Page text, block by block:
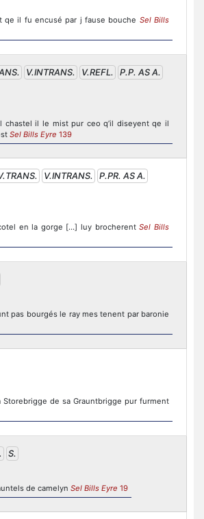
qe il fu encusé par j fause bouche Sel Bills
V.INTRANS. V.REFL.
P.P. AS A.
chastel il le mist pur ceo q’il diseyent qe il
Sel Bills Eyre 139
V.INTRANS.
P.PR. AS A.
en la gorge [...] luy brocherentSel Bills
pas bourgés le ray mes tenent par baronie
Storebrigge de sa Grauntbrigge pur furment
S.
de camelyn Sel Bills Eyre 19